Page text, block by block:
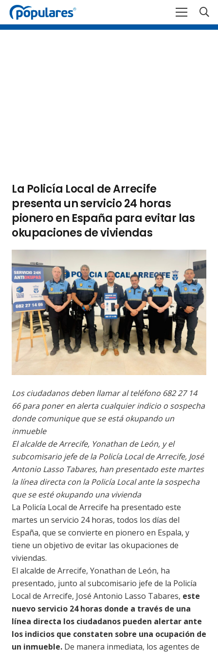
La Policía Local de Arrecife
presenta un servicio 24 horas
pionero en España para evitar las
okupaciones de viviendas
Los ciudadanos deben llamar al teléfono 682 27 14
66 para poner en alerta cualquier indicio o sospecha
donde comunique que se está okupando un
inmueble
El alcalde de Arrecife, Yonathan de León, y el
subcomisario jefe de la Policía Local de Arrecife, José
Antonio Lasso Tabares, han presentado este martes
la línea directa con la Policía Local ante la sospecha
que se esté okupando una vivienda
La Policía Local de Arrecife ha presentado este
martes un servicio 24 horas, todos los días del
España, que se convierte en pionero en Espala, y
tiene un objetivo de evitar las okupaciones de
viviendas.
El alcalde de Arrecife, Yonathan de León, ha
presentado, junto al subcomisario jefe de la Policía
Local de Arrecife, José Antonio Lasso Tabares, este
nuevo servicio 24 horas donde a través de una
línea directa los ciudadanos pueden alertar ante
los indicios que constaten sobre una ocupación de
un inmueble. De manera inmediata, los agentes de